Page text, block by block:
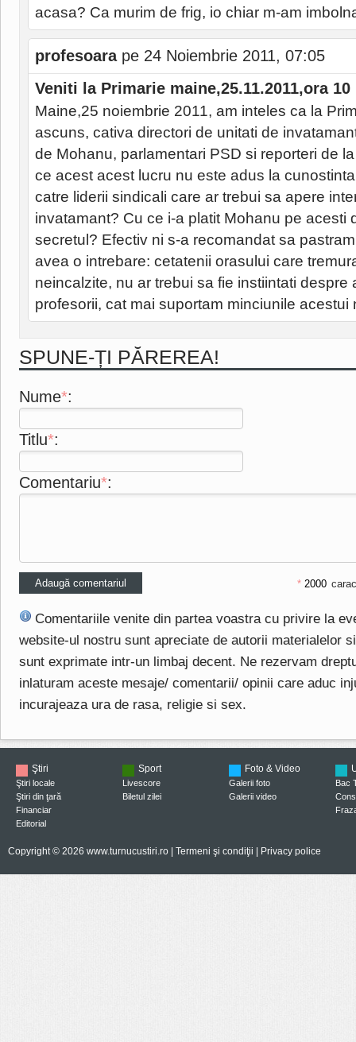
acasa? Ca murim de frig, io chiar m-am
profesoarape 24 Noiembrie 2011, 07:05
Veniti la Primarie maine,25.11.2011,ora 10
Maine,25 noiembrie 2011, am inteles ca la
ascuns, cativa directori de unitati de
de Mohanu, parlamentari PSD si reporteri de
ce acest acest lucru nu este adus la
catre liderii sindicali care ar trebui sa apere
invatamant? Cu ce i-a platit Mohanu pe acesti
secretul? Efectiv ni s-a recomandat sa
avea o intrebare: cetatenii orasului care
neincalzite, nu ar trebui sa fie instiintati despre
profesorii, cat mai suportam minciunile acestui
SPUNE-ȚI PĂREREA!
Nume*:
Titlu*:
Comentariu*:
*
Comentariile venite din partea voastra cu privire la
website-ul nostru sunt apreciate de autorii materialelor
sunt exprimate intr-un limbaj decent. Ne rezervam
inlaturam aceste mesaje/ comentarii/ opinii care aduc
incurajeaza ura de rasa, religie si sex.
Ştiri
Ştiri locale
Ştiri din ţară
Financiar
Editorial
Sport
Livescore
Biletul zilei
Foto & Video
Galerii foto
Galerii video
Bac
Copyright © 2026 www.turnucustiri.ro | Termeni şi condiţii Privacy police